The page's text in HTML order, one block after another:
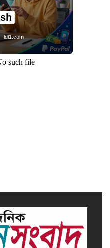
গড়া জাতীয় ঐক্য
হবে : প্রধানমন্ত্রী
ও তাঁর স্ত্রীকে
ldl1.com